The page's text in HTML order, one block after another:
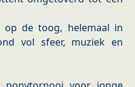
op de toog, helemaal in
vol sfeer, muziek en